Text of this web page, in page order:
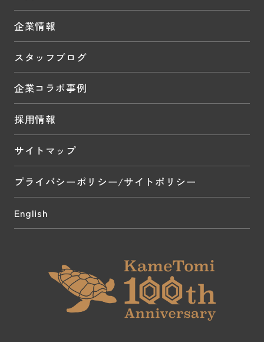
企業情報
スタッフブログ
企業コラボ事例
採用情報
サイトマップ
プライバシーポリシー/サイトポリシー
English